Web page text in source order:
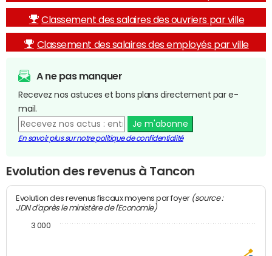
Classement des salaires des ouvriers par ville
Classement des salaires des employés par ville
A ne pas manquer
Recevez nos astuces et bons plans directement par e-
mail.
Je m'abonne
En savoir plus sur notre politique de confidentialité
Evolution des revenus à Tancon
Evolution des revenus fiscaux moyens par foyer (source :
JDN d'après le ministère de l'Economie)
3 000